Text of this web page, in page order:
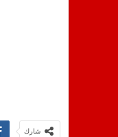
شارك